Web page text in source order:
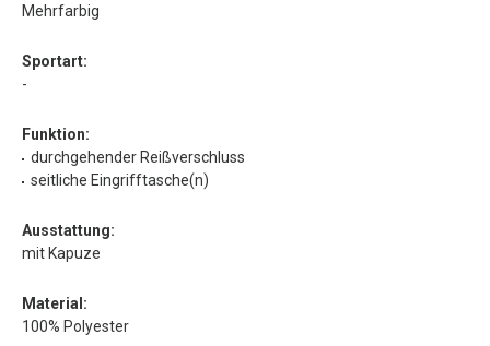
Mehrfarbig
Sportart:
-
Funktion:
durchgehender Reißverschluss
seitliche Eingrifftasche(n)
Ausstattung:
mit Kapuze
Material:
100% Polyester